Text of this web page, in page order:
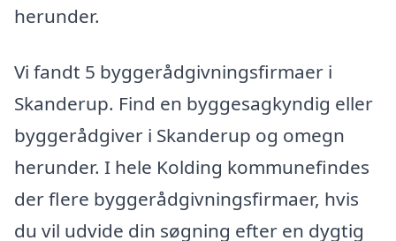
herunder.
Vi fandt 5 byggerådgivningsfirmaer i
Skanderup. Find en byggesagkyndig eller
byggerådgiver i Skanderup og omegn
herunder. I hele Kolding kommunefindes
der flere byggerådgivningsfirmaer, hvis
du vil udvide din søgning efter en dygtig